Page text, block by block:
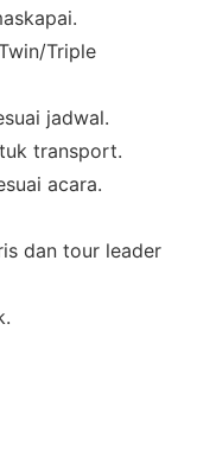
Triple
jadwal.
transport.
acara.
dan tour leader